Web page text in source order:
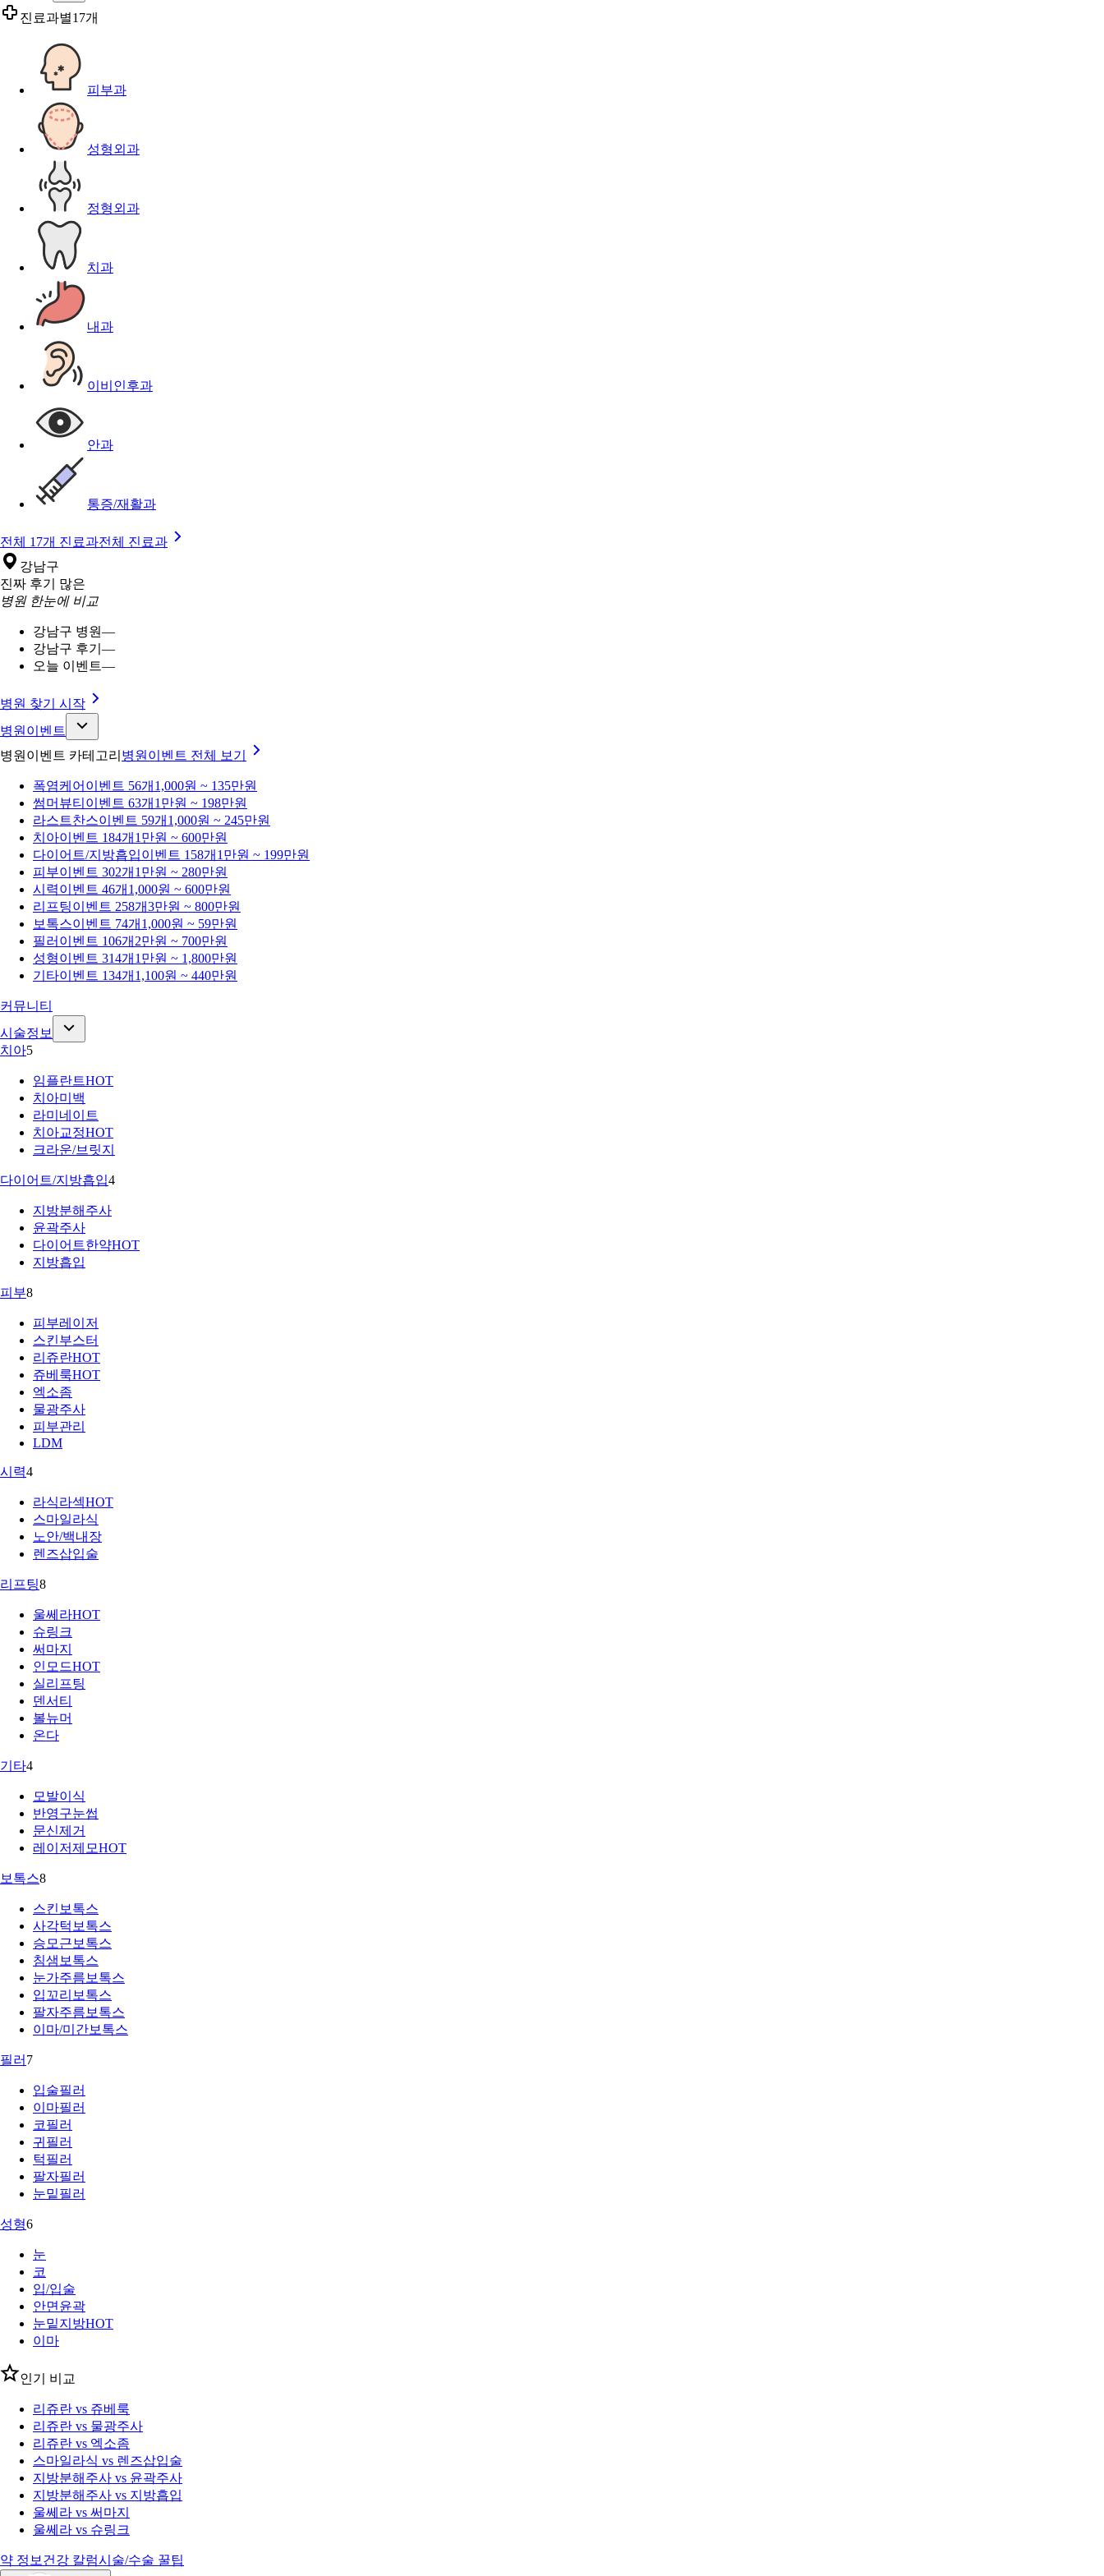
진료과별17개
피부과
성형외과
정형외과
치과
내과
이비인후과
안과
통증/재활과
전체 17개 진료과전체 진료과
강남구
진짜 후기 많은
병원 한눈에 비교
강남구 병원—
강남구 후기 —
오늘 이벤트—
병원 찾기 시작
병원이벤트
병원이벤트 카테고리 병원이벤트 전체 보기
폭염케어 이벤트 56개 1,000원 ~ 135만원
썸머뷰티 이벤트 63개 1만원 ~ 198만원
라스트찬스이벤트 59개 1,000원 ~ 245만원
치아이벤트 184개 1만원 ~ 600만원
다이어트/지방흡입이벤트 158개 1만원 ~ 199만원
피부이벤트 302개 1만원 ~ 280만원
시력이벤트 46개 1,000원 ~ 600만원
리프팅이벤트 258개3만원 ~ 800만원
보톡스이벤트 74개 1,000원 ~ 59만원
필러 이벤트 106개 2만원 ~ 700만원
성형이벤트 314개 1만원 ~ 1,800만원
기타이벤트 134개 1,100원 ~ 440만원
커뮤니티
시술정보
치아5
임플란트HOT
치아미백
라미네이트
치아교정HOT
크라운/브릿지
다이어트/지방흡입4
지방분해주사
윤곽주사
다이어트한약HOT
지방흡입
피부8
피부레이저
스킨부스터
리쥬란HOT
쥬베룩HOT
엑소좀
물광주사
피부관리
LDM
시력4
라식라섹HOT
스마일라식
노안/백내장
렌즈삽입술
리프팅8
울쎄라HOT
슈링크
써마지
인모드HOT
실리프팅
덴서티
볼뉴머
온다
기타4
모발이식
반영구눈썹
문신제거
레이저제모HOT
보톡스8
스킨보톡스
사각턱보톡스
승모근보톡스
침샘보톡스
눈가주름보톡스
입꼬리보톡스
팔자주름보톡스
이마/미간보톡스
필러 7
입술필러
이마필러
코필러
귀필러
턱필러
팔자필러
눈밑필러
성형6
눈
코
입/입술
안면윤곽
눈밑지방HOT
이마
인기 비교
리쥬란 vs 쥬베룩
리쥬란 vs 물광주사
리쥬란 vs 엑소좀
스마일라식 vs 렌즈삽입술
지방분해주사 vs 윤곽주사
지방분해주사 vs 지방흡입
울쎄라 vs 써마지
울쎄라 vs 슈링크
약 정보 건강 칼럼시술/수술 꿀팁